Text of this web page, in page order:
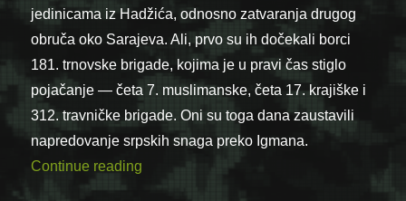
jedinicama iz Hadžića, odnosno zatvaranja drugog
obruča oko Sarajeva. Ali, prvo su ih dočekali borci
181. trnovske brigade, kojima je u pravi čas stiglo
pojačanje — četa 7. muslimanske, četa 17. krajiške i
312. travničke brigade. Oni su toga dana zaustavili
napredovanje srpskih snaga preko Igmana.
Continue reading “04.08.1993. – Jednice Armije BiH